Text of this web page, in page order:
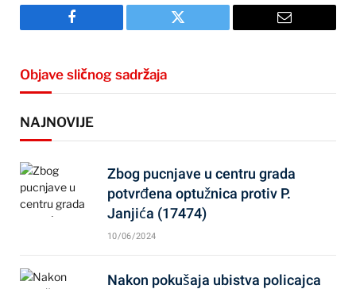
Facebook Twitter Email
Objave sličnog sadržaja
NAJNOVIJE
Zbog pucnjave u centru grada
potvrđena optužnica protiv P.
Janjića (17474)
10/06/2024
Nakon pokušaja ubistva policajca